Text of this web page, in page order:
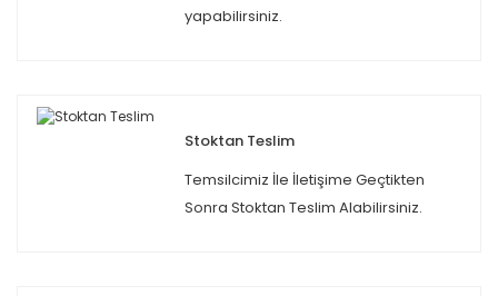
yapabilirsiniz.
Stoktan Teslim
Temsilcimiz İle İletişime Geçtikten
Sonra Stoktan Teslim Alabilirsiniz.